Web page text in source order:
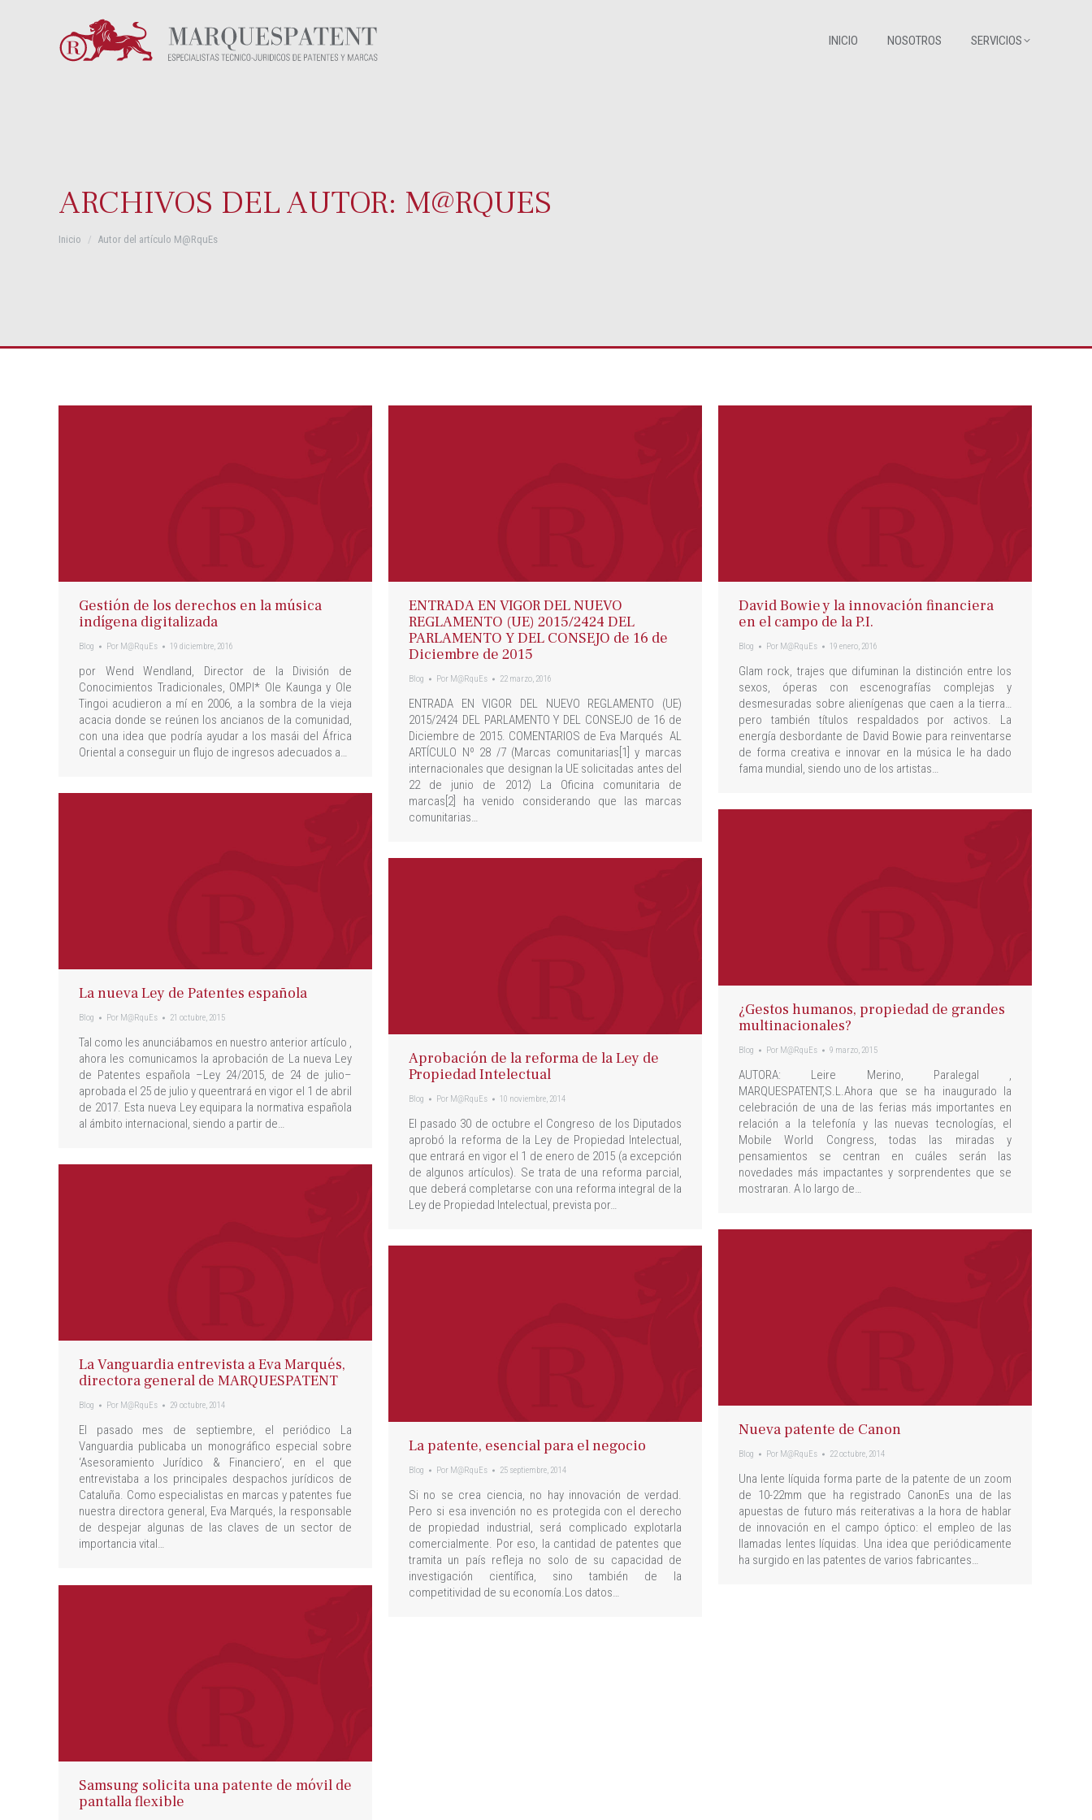
INICIO NOSOTROS SERVICIOS
ARCHIVOS DEL AUTOR: M@RQUES
Inicio Autor del artículo M@RquEs
Gestión de los derechos en la música
indígena digitalizada
Blog Por M@RquEs 19 diciembre, 2016
por Wend Wendland, Director de la División de
Conocimientos Tradicionales, OMPI* Ole Kaunga y Ole
Tingoi acudieron a mí en 2006, a la sombra de la vieja
acacia donde se reúnen los ancianos de la comunidad,
con una idea que podría ayudar a los masái del África
Oriental a conseguir un flujo de ingresos adecuados a…
ENTRADA EN VIGOR DEL NUEVO
REGLAMENTO (UE) 2015/2424 DEL
PARLAMENTO Y DEL CONSEJO de 16 de
Diciembre de 2015
Blog Por M@RquEs 22 marzo, 2016
ENTRADA EN VIGOR DEL NUEVO REGLAMENTO (UE)
2015/2424 DEL PARLAMENTO Y DEL CONSEJO de 16 de
Diciembre de 2015. COMENTARIOS de Eva Marqués AL
ARTÍCULO Nº 28 /7 (Marcas comunitarias[1] y marcas
internacionales que designan la UE solicitadas antes del
22 de junio de 2012) La Oficina comunitaria de
marcas[2] ha venido considerando que las marcas
comunitarias…
David Bowie y la innovación financiera
en el campo de la P.I.
Blog Por M@RquEs 19 enero, 2016
Glam rock, trajes que difuminan la distinción entre los
sexos, óperas con escenografías complejas y
desmesuradas sobre alienígenas que caen a la tierra…
pero también títulos respaldados por activos. La
energía desbordante de David Bowie para reinventarse
de forma creativa e innovar en la música le ha dado
fama mundial, siendo uno de los artistas…
La nueva Ley de Patentes española
Blog Por M@RquEs 21 octubre, 2015
Tal como les anunciábamos en nuestro anterior artículo ,
ahora les comunicamos la aprobación de La nueva Ley
de Patentes española –Ley 24/2015, de 24 de julio–
aprobada el 25 de julio y queentrará en vigor el 1 de abril
de 2017. Esta nueva Ley equipara la normativa española
al ámbito internacional, siendo a partir de…
¿Gestos humanos, propiedad de grandes
multinacionales?
Blog Por M@RquEs 9 marzo, 2015
AUTORA: Leire Merino, Paralegal ,
MARQUESPATENT,S.L.Ahora que se ha inaugurado la
celebración de una de las ferias más importantes en
relación a la telefonía y las nuevas tecnologías, el
Mobile World Congress, todas las miradas y
pensamientos se centran en cuáles serán las
novedades más impactantes y sorprendentes que se
mostraran. A lo largo de…
Aprobación de la reforma de la Ley de
Propiedad Intelectual
Blog Por M@RquEs 10 noviembre, 2014
El pasado 30 de octubre el Congreso de los Diputados
aprobó la reforma de la Ley de Propiedad Intelectual,
que entrará en vigor el 1 de enero de 2015 (a excepción
de algunos artículos). Se trata de una reforma parcial,
que deberá completarse con una reforma integral de la
Ley de Propiedad Intelectual, prevista por…
La Vanguardia entrevista a Eva Marqués,
directora general de MARQUESPATENT
Blog Por M@RquEs 29 octubre, 2014
El pasado mes de septiembre, el periódico La
Vanguardia publicaba un monográfico especial sobre
‘Asesoramiento Jurídico & Financiero‘, en el que
entrevistaba a los principales despachos jurídicos de
Cataluña. Como especialistas en marcas y patentes fue
nuestra directora general, Eva Marqués, la responsable
de despejar algunas de las claves de un sector de
importancia vital…
Nueva patente de Canon
Blog Por M@RquEs 22 octubre, 2014
Una lente líquida forma parte de la patente de un zoom
de 10-22mm que ha registrado CanonEs una de las
apuestas de futuro más reiterativas a la hora de hablar
de innovación en el campo óptico: el empleo de las
llamadas lentes líquidas. Una idea que periódicamente
ha surgido en las patentes de varios fabricantes…
La patente, esencial para el negocio
Blog Por M@RquEs 25 septiembre, 2014
Si no se crea ciencia, no hay innovación de verdad.
Pero si esa invención no es protegida con el derecho
de propiedad industrial, será complicado explotarla
comercialmente. Por eso, la cantidad de patentes que
tramita un país refleja no solo de su capacidad de
investigación científica, sino también de la
competitividad de su economía.Los datos…
Samsung solicita una patente de móvil de
pantalla flexible